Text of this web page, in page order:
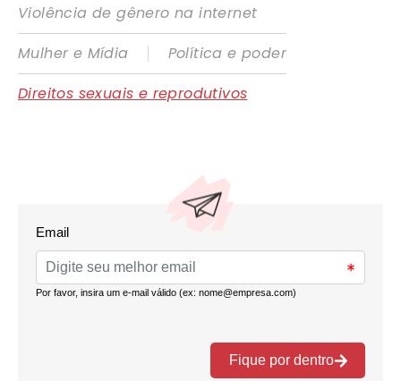
Violência de gênero na internet
Mulher e Mídia
|
Política e poder
Direitos sexuais e reprodutivos